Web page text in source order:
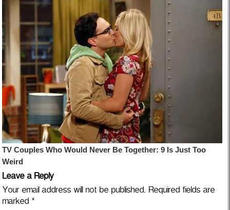
Leave a Reply
Your email address will not be published. Required fields are
marked *